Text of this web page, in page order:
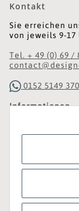
Kontakt
Sie erreichen
von jeweils 9-17
Tel. + 49 (0) 69 /
0152 5149
Informationen
Gesetzliche
Was ist
Eine Online-
Ausgewählte